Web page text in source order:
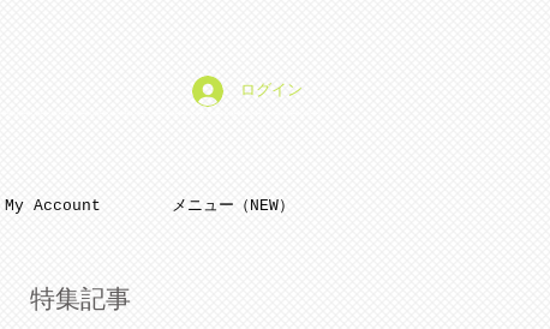
ログイン
My Account メニュー（NEW）
特集記事